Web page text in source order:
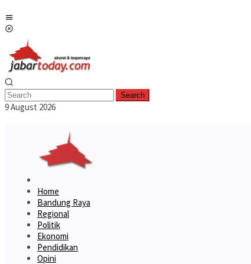
to
content
Search
9 August 2026
Home
Bandung Raya
Regional
Politik
Ekonomi
Pendidikan
Opini